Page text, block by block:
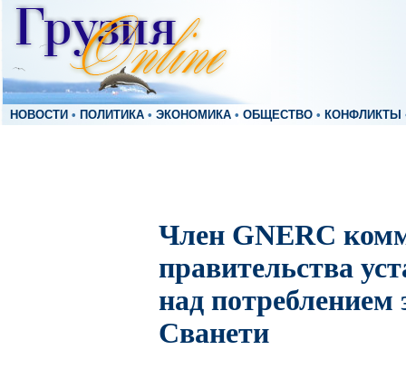
НОВОСТИ • ПОЛИТИКА • ЭКОНОМИКА • ОБЩЕСТВО • КОНФЛИКТЫ
Член GNERC
правительства
над потреблением
Сванети